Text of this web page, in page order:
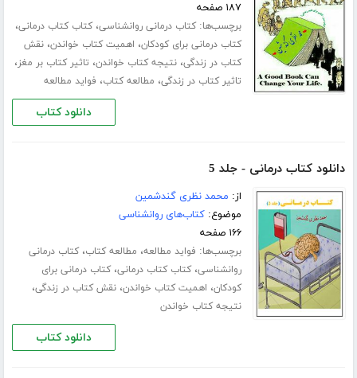
۱۸۷ صفحه
برچسب‌ها:کتاب درمانی روانشناسی،کتاب کتاب درمانی،
کتاب درمانی برای کودکان، اهمیت کتاب خواندن،نقش
کتاب در زندگی،نتیجه کتاب خواندن، تاثیر کتاب بر مغز،
تاثیر کتاب در زندگی، مطالعه کتاب، فواید مطالعه
دانلود کتاب
دانلود کتاب درمانی - جلد 5
از: محمد نظری گندشمین
موضوع:کتاب‌های روانشناسی
۱۶۶ صفحه
برچسب‌ها: فواید مطالعه، مطالعه کتاب،کتاب درمانی
روانشناسی،کتاب کتاب درمانی،کتاب درمانی برای
کودکان، اهمیت کتاب خواندن،نقش کتاب در زندگی،
نتیجه کتاب خواندن
دانلود کتاب